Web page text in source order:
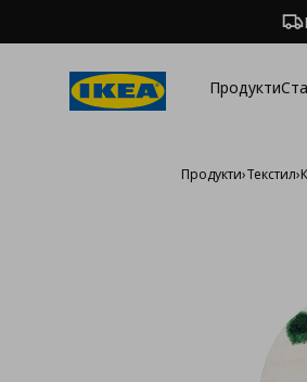
Продукти
Продукти›Текстил›